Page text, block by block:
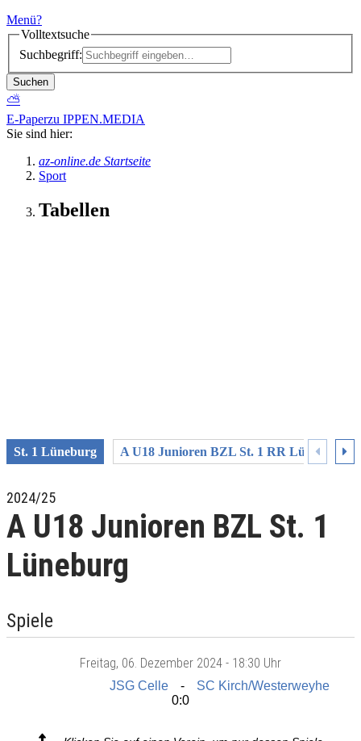
Menü?
Volltextsuche
Suchbegriff:
Suchen
⛅
E-Paperzu IPPEN.MEDIA
Sie sind hier:
az-online.de Startseite
Sport
Tabellen
St. 1 Lüneburg A U18 Junioren BZL St. 1 RR Lüneburg
2024/25
A U18 Junioren BZL St. 1
Lüneburg
Spiele
Freitag, 06. Dezember 2024 - 18:30 Uhr
JSG Celle
SC Kirch/Westerweyhe
0:0